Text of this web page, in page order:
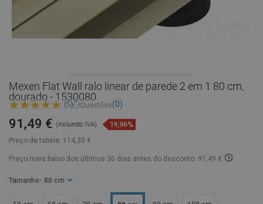
Mexen Flat Wall ralo linear de parede 2 em 1 80 cm,
dourado - 1530080
(5) Questões(0)
Preço de tabela: 114,30 €
91,49 € (incluindo IVA) 19,96%
Preço mais baixo dos últimos 30 dias antes do desconto: 91,49 €
Tamanho - 80 cm